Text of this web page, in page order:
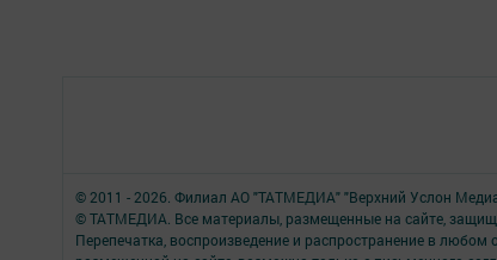
© 2011 - 2026. Филиал АО "ТАТМЕДИА" "Верхний Услон
© ТАТМЕДИА. Все материалы, размещенные на сайте,
Перепечатка, воспроизведение и распространение в любом